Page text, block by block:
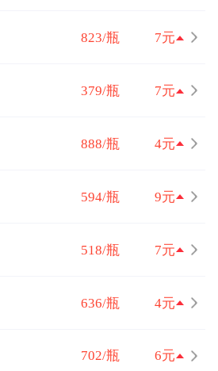
823/瓶 7元
379/瓶 7元
888/瓶 4元
594/瓶 9元
518/瓶 7元
636/瓶 4元
702/瓶 6元